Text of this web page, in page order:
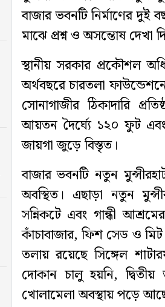
বাজার ভবনটি নির্মাণের দুই
মাঝে প্রশ্ন ও অসন্তোষ দেখা
স্থানীয় সরকার প্রকৌশল
অর্থবছরে চারতলা
সোনাগাজীর ঠিকাদারি
আয়তন দৈর্ঘ্যে ১২০ ফুট
জায়গা জুড়ে বিস্তৃত।
বাজার ভবনটি নতুন
অবস্থিত। এছাড়া নতুন
সন্নিকটে এবং গান্ধী
কাঁচাবাজার, ফিশ সেড ও মিট
তলায় রয়েছে সিঙ্গেল
দোকান চালু হয়নি,
খোলামেলা অবস্থায় পড়ে